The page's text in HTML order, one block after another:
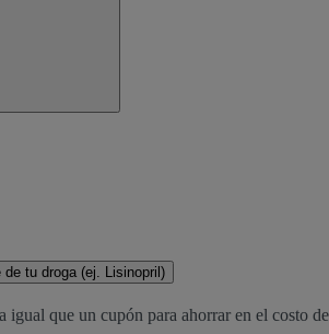
de tu droga (ej. Lisinopril)
que un cupón para ahorrar en el costo